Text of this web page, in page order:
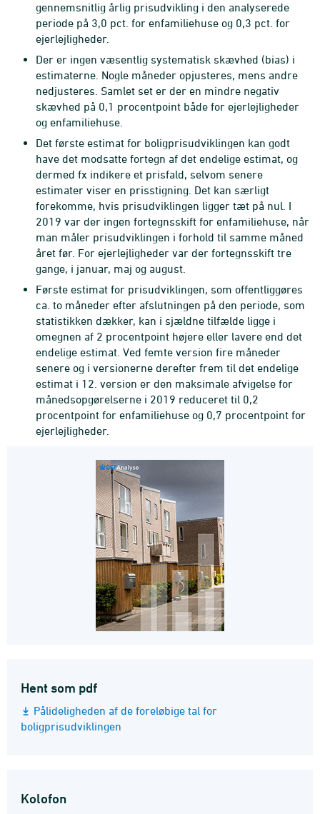
gennemsnitlig årlig prisudvikling i den analyserede
periode på 3,0 pct. for enfamiliehuse og 0,3 pct. for
ejerlejligheder.
Der er ingen væsentlig systematisk skævhed (bias) i
estimaterne. Nogle måneder opjusteres, mens andre
nedjusteres. Samlet set er der en mindre negativ
skævhed på 0,1 procentpoint både for ejerlejligheder
og enfamiliehuse.
Det første estimat for boligprisudviklingen kan godt
have det modsatte fortegn af det endelige estimat, og
dermed fx indikere et prisfald, selvom senere
estimater viser en prisstigning. Det kan særligt
forekomme, hvis prisudviklingen ligger tæt på nul. I
2019 var der ingen fortegnsskift for enfamiliehuse, når
man måler prisudviklingen i forhold til samme måned
året før. For ejerlejligheder var der fortegnsskift tre
gange, i januar, maj og august.
Første estimat for prisudviklingen, som offentliggøres
ca. to måneder efter afslutningen på den periode, som
statistikken dækker, kan i sjældne tilfælde ligge i
omegnen af 2 procentpoint højere eller lavere end det
endelige estimat. Ved femte version fire måneder
senere og i versionerne derefter frem til det endelige
estimat i 12. version er den maksimale afvigelse for
månedsopgørelserne i 2019 reduceret til 0,2
procentpoint for enfamiliehuse og 0,7 procentpoint for
ejerlejligheder.
Hent som pdf
Pålideligheden af de foreløbige tal for
boligprisudviklingen
Kolofon